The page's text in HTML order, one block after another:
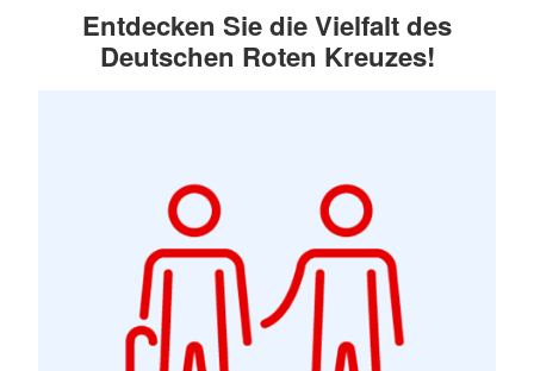
Entdecken Sie die Vielfalt des
Deutschen Roten Kreuzes!